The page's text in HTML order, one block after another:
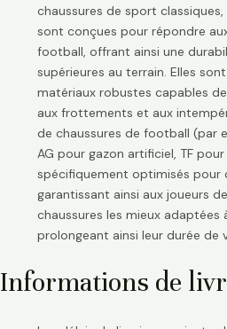
chaussures de sport
sont conçues pour répondre
football, offrant ainsi une
supérieures au terrain. Elles
matériaux robustes capables
aux frottements et aux
de chaussures de football (par
AG pour gazon artificiel, TF
spécifiquement optimisés pour
garantissant ainsi aux joueurs
chaussures les mieux adaptées
prolongeant ainsi leur durée de
Informations de